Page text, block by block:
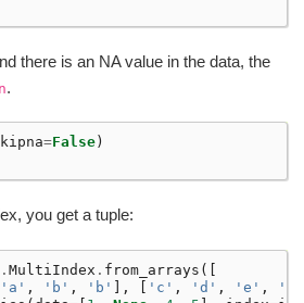
there is an NA value in the data, the
.
=False )
you get a tuple:
. MultiIndex . from_arrays ([
'a' , 'b' , 'b' ], [ 'c' , 'd' , 'e' ,
'f'